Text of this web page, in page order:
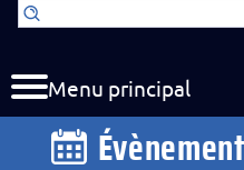
Menu principal